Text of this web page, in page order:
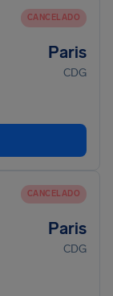
CANCELADO
Paris
CDG
CANCELADO
Paris
CDG